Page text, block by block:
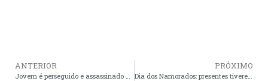
ANTERIOR PRÓXIMO
Dia dos Namorados: presentes tiverem aumento de até 8,93%